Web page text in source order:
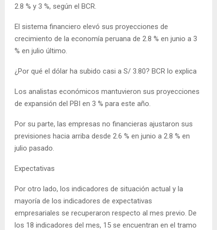
2.8 % y 3 %, según el BCR.
El sistema financiero elevó sus proyecciones de
crecimiento de la economía peruana de 2.8 % en junio a 3
% en julio último.
¿Por qué el dólar ha subido casi a S/ 3.80? BCR lo explica
Los analistas económicos mantuvieron sus proyecciones
de expansión del PBI en 3 % para este año.
Por su parte, las empresas no financieras ajustaron sus
previsiones hacia arriba desde 2.6 % en junio a 2.8 % en
julio pasado.
Expectativas
Por otro lado, los indicadores de situación actual y la
mayoría de los indicadores de expectativas
empresariales se recuperaron respecto al mes previo. De
los 18 indicadores del mes, 15 se encuentran en el tramo